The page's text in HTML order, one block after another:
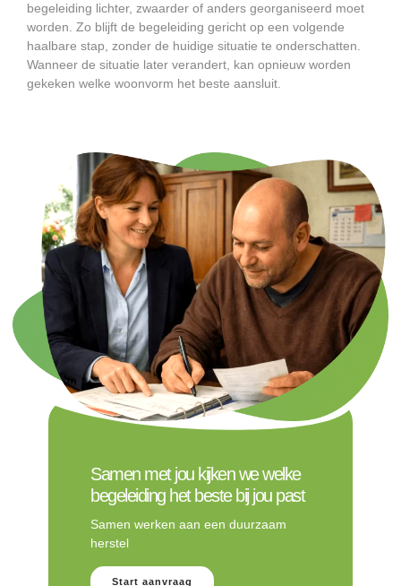
begeleiding lichter, zwaarder of anders georganiseerd moet
worden. Zo blijft de begeleiding gericht op een volgende
haalbare stap, zonder de huidige situatie te onderschatten.
Wanneer de situatie later verandert, kan opnieuw worden
gekeken welke woonvorm het beste aansluit.
Samen met jou kijken we welke
begeleiding het beste bij jou past
Samen werken aan een duurzaam
herstel
Start aanvraag